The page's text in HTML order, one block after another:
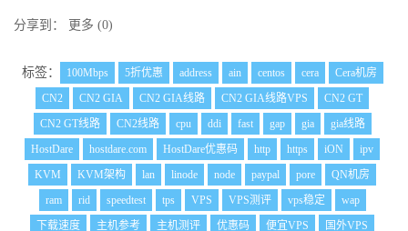
分享到： 更多 (0)
标签： 100Mbps 5折优惠 address ain centos cera
Cera机房
CN2
CN2 GIA CN2 GIA线路 CN2 GIA线路VPS
CN2 GT
CN2 GT线路
CN2线路 cpu ddi fast gap gia
gia线路
HostDare
hostdare.com HostDare优惠码 http https iON
ipv
KVM
KVM架构 lan linode node paypal pore
QN机房
ram
rid speedtest tps VPS VPS测评 vps稳定
wap
下载速度
主机参考 主机测评 优惠码 便宜VPS
国外VPS